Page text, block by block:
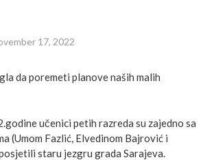
17, 2022
da poremeti planove naših malih
učenici petih razreda su zajedno sa
(Umom Fazlić, Elvedinom Bajrović i
staru jezgru grada Sarajeva.